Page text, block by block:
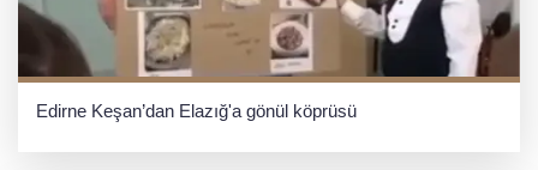
Edirne Keşan’dan Elazığ'a gönül köprüsü